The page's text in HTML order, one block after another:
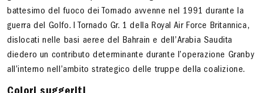
battesimo del fuoco dei Tornado avvenne nel 1991 durante la
guerra del Golfo. I Tornado Gr. 1 della Royal Air Force Britannica,
dislocati nelle basi aeree del Bahrain e dell’Arabia Saudita
diedero un contributo determinante durante l’operazione Granby
all’interno nell’ambito strategico delle truppe della coalizione.